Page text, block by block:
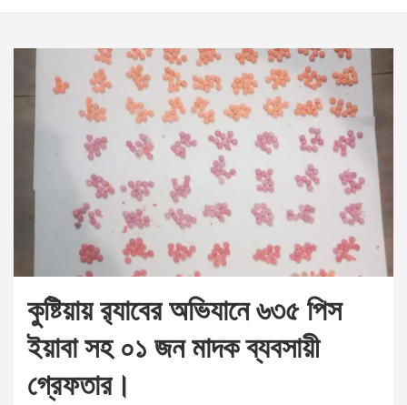
কুষ্টিয়ায় র‌্যাবের অভিযানে ৬৩৫ পিস
ইয়াবা সহ ০১ জন মাদক ব্যবসায়ী
গ্রেফতার।